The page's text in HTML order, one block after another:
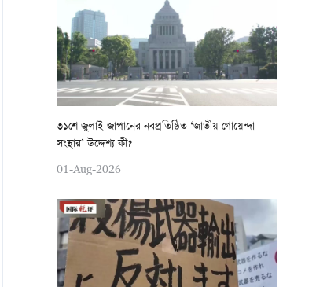
৩১শে জুলাই জাপানের নবপ্রতিষ্ঠিত ‘জাতীয় গোয়েন্দা
সংস্থার’ উদ্দেশ্য কী?
01-Aug-2026